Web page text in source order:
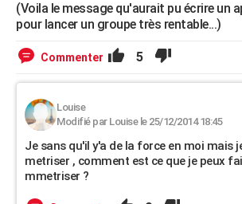
(Voila le message qu'aurait pu écrire un
pour lancer un groupe très rentable...)
Commenter 5
Louise
Modifié par Louise le 25/12/2014 18:45
Je sans qu'il y'a de la force en moi mais
metriser , comment est ce que je peux
mmetriser ?